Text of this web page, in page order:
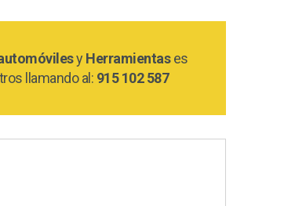
y Herramientases
llamando al: 915 102 587